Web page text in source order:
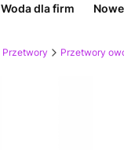
Woda dla firm
Przetwory Przetwory